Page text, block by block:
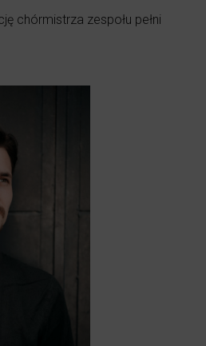
chórmistrza zespołu pełni